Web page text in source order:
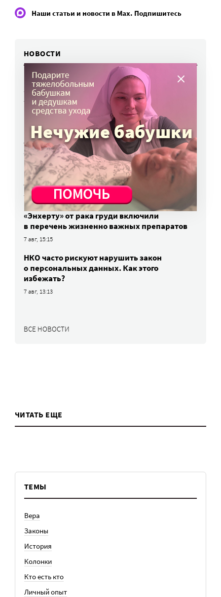
Наши статьи и новости в Max. Подпишитесь
НОВОСТИ
Вторая волна клещей ожидается в конце
августа — начале сентября
7 авг, 19:25
Родных, которые могут взять ребенка
из проблемной семьи, предлагают искать
с полицией
7 авг, 17:06
Родителей детей-инвалидов просят пройти
опрос о трудоустройстве
7 авг, 15:34
«Энхерту» от рака груди включили
в перечень жизненно важных препаратов
7 авг, 15:15
НКО часто рискуют нарушить закон
о персональных данных. Как этого
избежать?
7 авг, 13:13
ВСЕ НОВОСТИ
ЧИТАТЬ ЕЩЕ
ТЕМЫ
Вера
Законы
История
Колонки
Кто есть кто
Личный опыт